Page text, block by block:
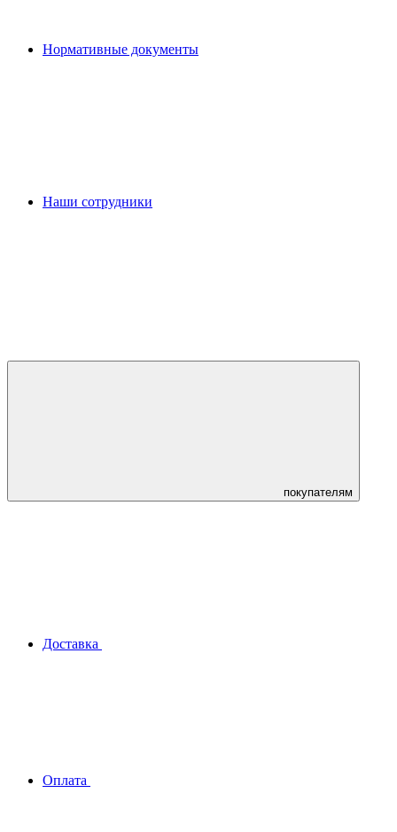
Нормативные документы
Наши сотрудники
покупателям
Доставка
Оплата